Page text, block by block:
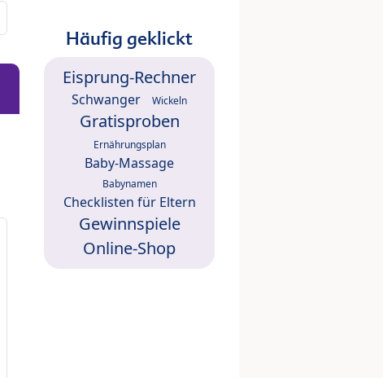
Häufig geklickt
Eisprung-Rechner
Schwanger Wickeln
Gratisproben
Ernährungsplan
Baby-Massage
Babynamen
Checklisten für Eltern
Gewinnspiele
Online-Shop